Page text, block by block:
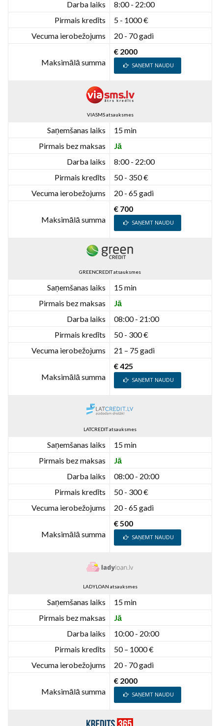
Darba laiks
8:00 - 22:00
Pirmais kredīts
5 - 1000 €
Vecuma ierobežojums
20 - 70 gadi
Maksimālā summa
€ 2000
SAŅEMT NAUDU
VIASMS atsauksmes
Saņemšanas laiks
15 min
Pirmais bez maksas
Jā
Darba laiks
8:00 - 22:00
Pirmais kredīts
50 - 350 €
Vecuma ierobežojums
20 - 65 gadi
Maksimālā summa
€ 700
SAŅEMT NAUDU
GREENCREDIT atsauksmes
Saņemšanas laiks
15 min
Pirmais bez maksas
Jā
Darba laiks
08:00 - 21:00
Pirmais kredīts
50 - 300 €
Vecuma ierobežojums
21 – 75 gadi
Maksimālā summa
€ 425
SAŅEMT NAUDU
LATCREDIT atsauksmes
Saņemšanas laiks
15 min
Pirmais bez maksas
Jā
Darba laiks
08:00 - 20:00
Pirmais kredīts
50 - 300 €
Vecuma ierobežojums
20 - 65 gadi
Maksimālā summa
€ 500
SAŅEMT NAUDU
LADYLOAN atsauksmes
Saņemšanas laiks
15 min
Pirmais bez maksas
Jā
Darba laiks
10:00 - 20:00
Pirmais kredīts
50 – 1000 €
Vecuma ierobežojums
20 - 70 gadi
Maksimālā summa
€ 2000
SAŅEMT NAUDU